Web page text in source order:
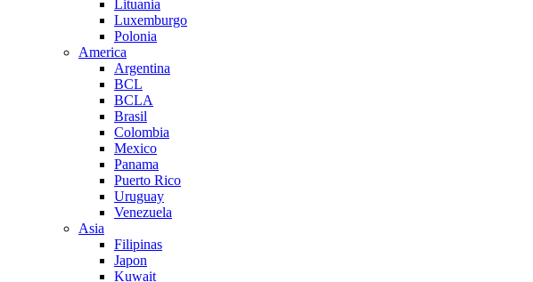
Lituania
Luxemburgo
Polonia
America
Argentina
BCL
BCLA
Brasil
Colombia
Mexico
Panama
Puerto Rico
Uruguay
Venezuela
Asia
Filipinas
Japon
Kuwait